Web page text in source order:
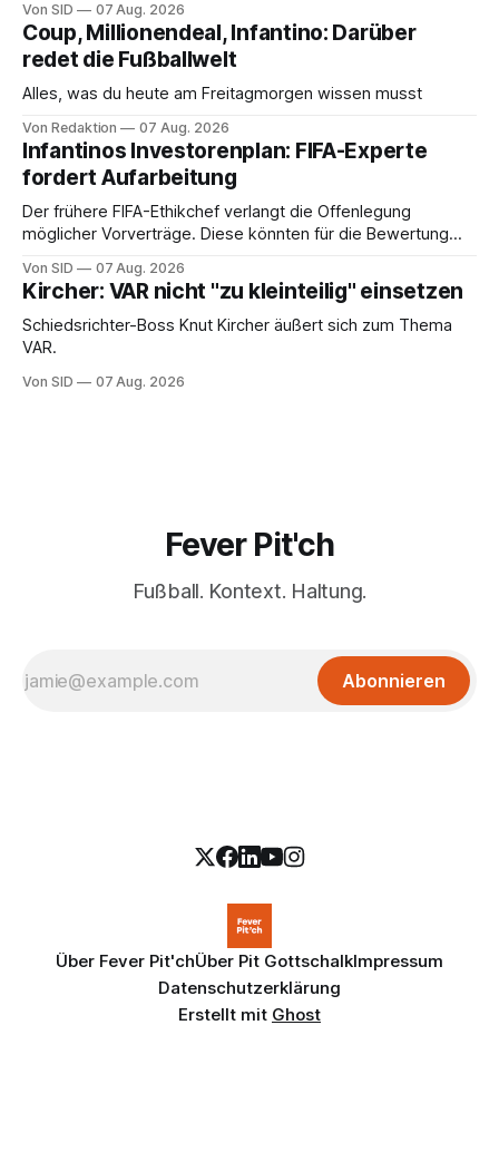
Von SID 07 Aug. 2026
Coup, Millionendeal, Infantino: Darüber
redet die Fußballwelt
Alles, was du heute am Freitagmorgen wissen musst
Von Redaktion 07 Aug. 2026
Infantinos Investorenplan: FIFA-Experte
fordert Aufarbeitung
Der frühere FIFA-Ethikchef verlangt die Offenlegung
möglicher Vorverträge. Diese könnten für die Bewertung
Von SID 07 Aug. 2026
Kircher: VAR nicht "zu kleinteilig" einsetzen
Schiedsrichter-Boss Knut Kircher äußert sich zum Thema
VAR.
Von SID 07 Aug. 2026
Fever Pit'ch
Fußball. Kontext. Haltung.
Abonnieren
Über Fever Pit'chÜber Pit GottschalkImpressum
Datenschutzerklärung
Erstellt mit Ghost